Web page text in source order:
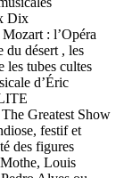
Dix
: l’Opéra
du désert , les
les tubes cultes
d’Éric
Greatest Show
festif et
des figures
Louis